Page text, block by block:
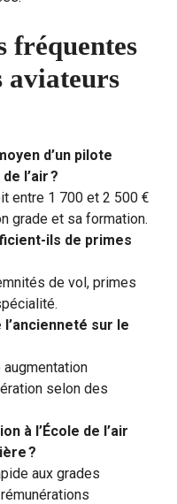
fréquentes
aviateurs
d’un pilote
l’air ?
entre 1 700 et 2 500 €
grade et sa formation.
ils de primes
de vol, primes
l’ancienneté sur le
augmentation
selon des
à l’École de l’air
?
aux grades